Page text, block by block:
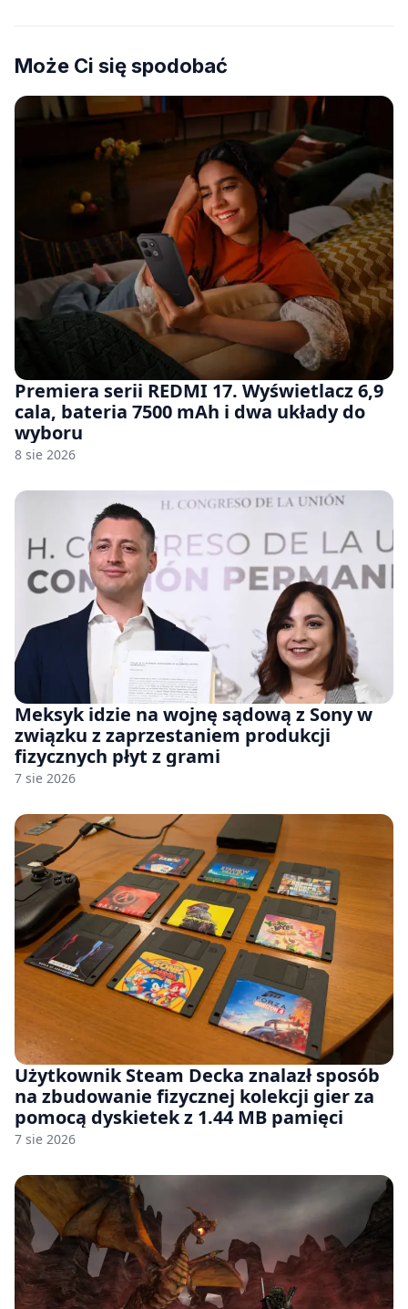
Może Ci się spodobać
Premiera serii REDMI 17. Wyświetlacz 6,9
cala, bateria 7500 mAh i dwa układy do
wyboru
8 sie 2026
Meksyk idzie na wojnę sądową z Sony w
związku z zaprzestaniem produkcji
fizycznych płyt z grami
7 sie 2026
Użytkownik Steam Decka znalazł sposób
na zbudowanie fizycznej kolekcji gier za
pomocą dyskietek z 1.44 MB pamięci
7 sie 2026